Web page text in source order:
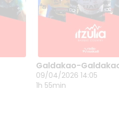
GALDAKAO-
GALDAKAO
09/04/2026 14:05
Galdakao-
09/04/2026 14:05
1h 55min